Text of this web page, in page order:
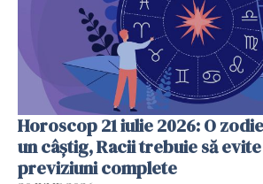
Horoscop 21 iulie 2026: O
un câștig, Racii trebuie să
previziuni complete